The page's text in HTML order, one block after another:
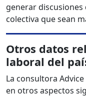
generar
colectiva que sean
Otros datos
laboral del
La consultora
en otros aspectos